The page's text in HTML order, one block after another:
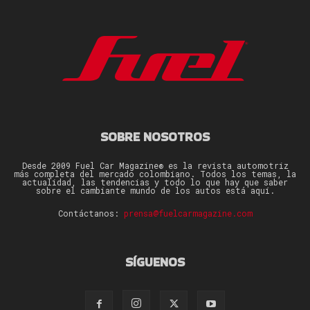
SOBRE NOSOTROS
Desde 2009 Fuel Car Magazine® es la revista automotriz
más completa del mercado colombiano. Todos los temas, la
actualidad, las tendencias y todo lo que hay que saber
sobre el cambiante mundo de los autos está aquí.
Contáctanos: prensa@fuelcarmagazine.com
SÍGUENOS